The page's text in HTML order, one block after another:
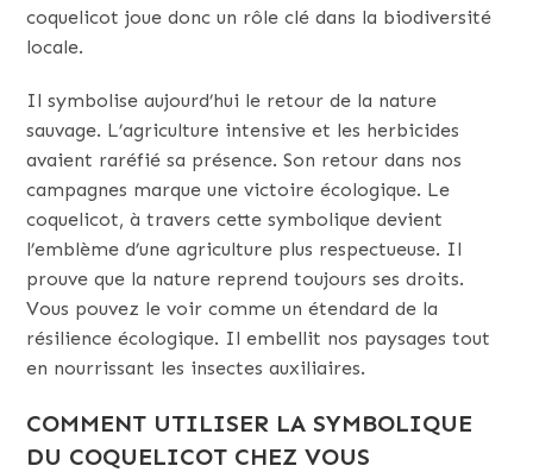
coquelicot joue donc un rôle clé dans la biodiversité
locale.
Il symbolise aujourd’hui le retour de la nature
sauvage. L’agriculture intensive et les herbicides
avaient raréfié sa présence. Son retour dans nos
campagnes marque une victoire écologique. Le
coquelicot, à travers cette symbolique devient
l’emblème d’une agriculture plus respectueuse. Il
prouve que la nature reprend toujours ses droits.
Vous pouvez le voir comme un étendard de la
résilience écologique. Il embellit nos paysages tout
en nourrissant les insectes auxiliaires.
COMMENT UTILISER LA SYMBOLIQUE
DU COQUELICOT CHEZ VOUS